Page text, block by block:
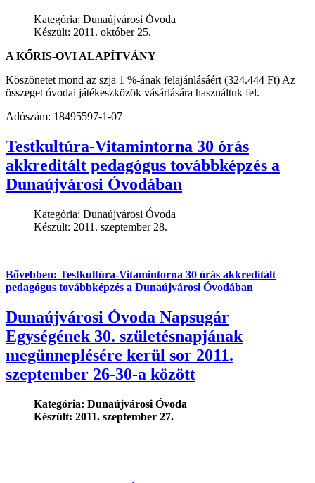
Kategória: Dunaújvárosi Óvoda
Készült: 2011. október 25.
A KŐRIS-OVI ALAPÍTVÁNY
Köszönetet mond az szja 1 %-ának felajánlásáért (324.444 Ft) Az
összeget óvodai játékeszközök vásárlására használtuk fel.
Adószám: 18495597-1-07
Testkultúra-Vitamintorna 30 órás
akkreditált pedagógus továbbképzés a
Dunaújvárosi Óvodában
Kategória: Dunaújvárosi Óvoda
Készült: 2011. szeptember 28.
Bővebben: Testkultúra-Vitamintorna 30 órás akkreditált
pedagógus továbbképzés a Dunaújvárosi Óvodában
Dunaújvárosi Óvoda Napsugár
Egységének 30. születésnapjának
megünneplésére kerül sor 2011.
szeptember 26-30-a között
Kategória: Dunaújvárosi Óvoda
Készült: 2011. szeptember 27.